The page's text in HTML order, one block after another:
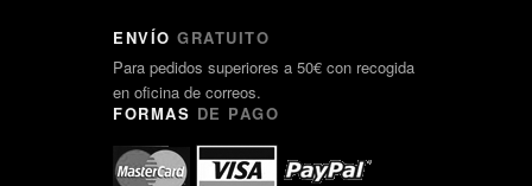
ENVÍO GRATUITO
Para pedidos superiores a 50€ con recogida
en oficina de correos.
FORMAS DE PAGO